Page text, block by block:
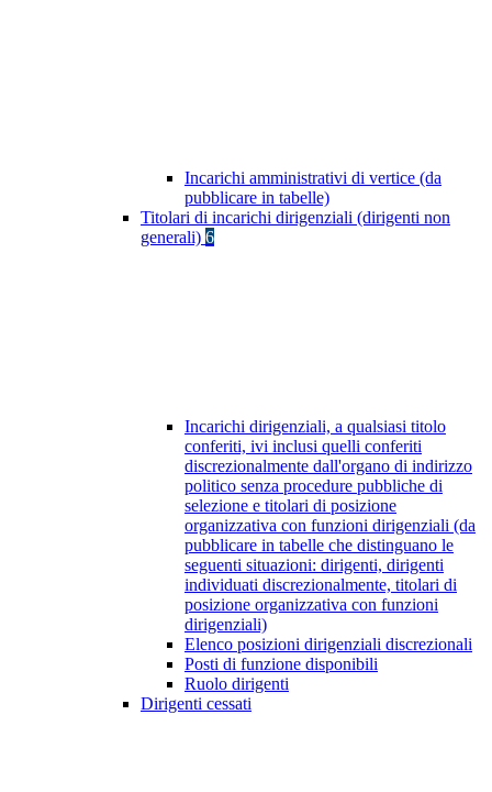
Incarichi amministrativi di vertice (da
pubblicare in tabelle)
Titolari di incarichi dirigenziali (dirigenti non
generali) 6
Incarichi dirigenziali, a qualsiasi titolo
conferiti, ivi inclusi quelli conferiti
discrezionalmente dall'organo di indirizzo
politico senza procedure pubbliche di
selezione e titolari di posizione
organizzativa con funzioni dirigenziali (da
pubblicare in tabelle che distinguano le
seguenti situazioni: dirigenti, dirigenti
individuati discrezionalmente, titolari di
posizione organizzativa con funzioni
dirigenziali)
Elenco posizioni dirigenziali discrezionali
Posti di funzione disponibili
Ruolo dirigenti
Dirigenti cessati